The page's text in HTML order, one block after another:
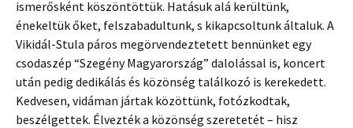
ismerősként köszöntöttük. Hatásuk alá kerültünk,
énekeltük őket, felszabadultunk, s kikapcsoltunk általuk. A
Vikidál-Stula páros megörvendeztetett bennünket egy
csodaszép “Szegény Magyarország” dalolással is, koncert
után pedig dedikálás és közönség találkozó is kerekedett.
Kedvesen, vidáman jártak közöttünk, fotózkodtak,
beszélgettek. Élvezték a közönség szeretetét – hisz